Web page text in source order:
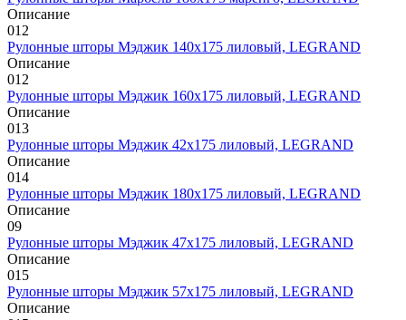
Описание
012
Рулонные шторы Мэджик 140х175 лиловый, LEGRAND
Описание
012
Рулонные шторы Мэджик 160х175 лиловый, LEGRAND
Описание
013
Рулонные шторы Мэджик 42х175 лиловый, LEGRAND
Описание
014
Рулонные шторы Мэджик 180х175 лиловый, LEGRAND
Описание
09
Рулонные шторы Мэджик 47х175 лиловый, LEGRAND
Описание
015
Рулонные шторы Мэджик 57х175 лиловый, LEGRAND
Описание